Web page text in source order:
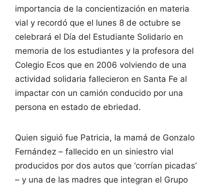
importancia de la concientización en materia
vial y recordó que el lunes 8 de octubre se
celebrará el Día del Estudiante Solidario en
memoria de los estudiantes y la profesora del
Colegio Ecos que en 2006 volviendo de una
actividad solidaria fallecieron en Santa Fe al
impactar con un camión conducido por una
persona en estado de ebriedad.
Quien siguió fue Patricia, la mamá de Gonzalo
Fernández – fallecido en un siniestro vial
producidos por dos autos que ‘corrían picadas’
– y una de las madres que integran el Grupo